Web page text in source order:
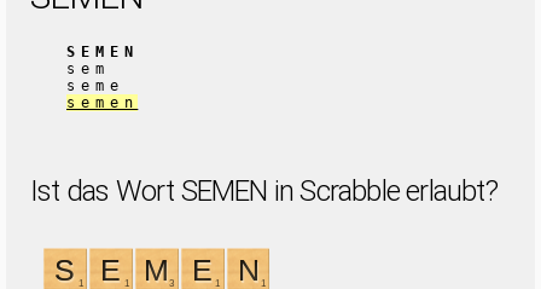
SEMEN
sem
seme
semen
Ist das Wort SEMEN in Scrabble erlaubt?